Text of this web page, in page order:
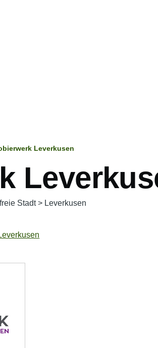
Leverkusen
Stadt> Leverkusen